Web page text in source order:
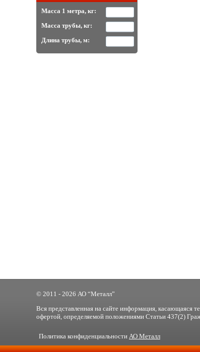
Масса 1 метра, кг:
Масса трубы, кг:
Длина трубы, м:
© 2011 - 2026 АО “Металл”
Вся представленная на сайте информация, касающаяся
офертой, определяемой положениями Статьи 437(2)
Политика конфиденциальности АО Металл